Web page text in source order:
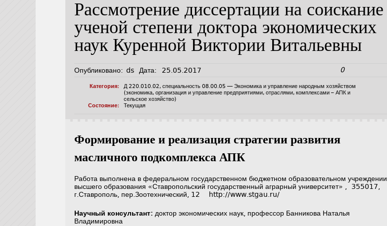
Рассмотрение диссертации на соискание
ученой степени доктора экономических
наук Куренной Виктории Витальевны
Опубликовано: ds Дата: 25.05.2017 0
Категория: Д 220.010.02,специальность 08.00.05 — Экономика и управление народным хозяйством
(экономика, организация и управление предприятиями, отраслями, комплексами – АПК и
сельское хозяйство)
Состояние:
Текущая
Формирование и реализация стратегии развития
масличного подкомплекса АПК
Работа выполнена в федеральном государственном бюджетном образовательном учреждении
высшего образования «Ставропольский государственный аграрный университет» , 355017,
г.Ставрополь, пер.Зоотехнический, 12 http://www.stgau.ru/
Научный консультант: доктор экономических наук, профессор Банникова Наталья
Владимировна